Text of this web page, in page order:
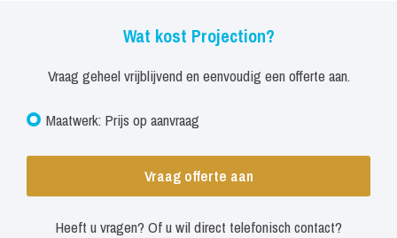
Wat kost Projection?
Vraag geheel vrijblijvend en eenvoudig een offerte aan.
Maatwerk: Prijs op aanvraag
Vraag offerte aan
Heeft u vragen? Of u wil direct telefonisch contact?